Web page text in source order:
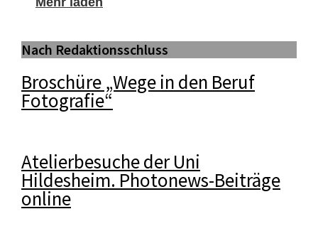
Nach Redaktionsschluss
Broschüre „Wege in den Beruf
Fotografie“
Atelierbesuche der Uni
Hildesheim. Photonews-Beiträge
online